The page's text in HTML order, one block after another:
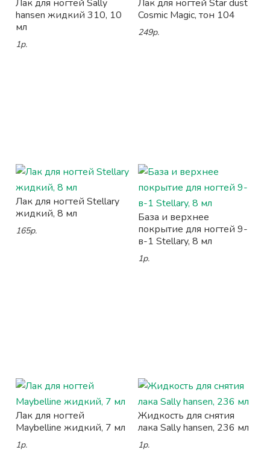
Лак для ногтей Sally
hansen жидкий 310, 10
мл
1р.
Лак для ногтей Star dust
Cosmic Magic, тон 104
249р.
Лак для ногтей Stellary
жидкий, 8 мл
165р.
База и верхнее
покрытие для ногтей 9-
в-1 Stellary, 8 мл
1р.
Лак для ногтей
Maybelline жидкий, 7 мл
1р.
Жидкость для снятия
лака Sally hansen, 236 мл
1р.